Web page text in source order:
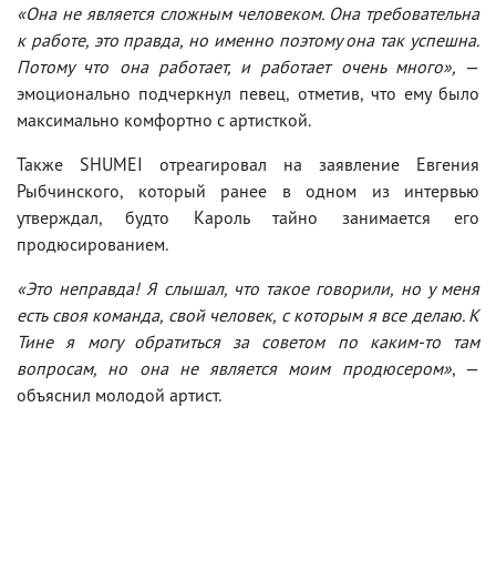
«Она не является сложным человеком. Она требовательна
к работе, это правда, но именно поэтому она так успешна.
Потому что она работает, и работает очень много», —
эмоционально подчеркнул певец, отметив, что ему было
максимально комфортно с артисткой.
Также SHUMEI отреагировал на заявление Евгения
Рыбчинского, который ранее в одном из интервью
утверждал, будто Кароль тайно занимается его
продюсированием.
«Это неправда! Я слышал, что такое говорили, но у меня
есть своя команда, свой человек, с которым я все делаю. К
Тине я могу обратиться за советом по каким-то там
вопросам, но она не является моим продюсером», —
объяснил молодой артист.